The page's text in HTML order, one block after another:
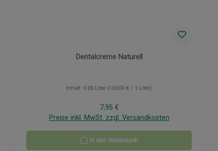
Dentalcreme Naturell
Inhalt: 0.05 Liter (159,00 € / 1 Liter)
Regulärer Preis:
7,95 €
Preise inkl. MwSt. zzgl. Versandkosten
In den Warenkorb